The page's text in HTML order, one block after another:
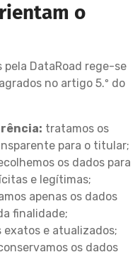
o
DataRoad rege-se
no artigo 5.º do
tratamos os
para o titular;
os dados para
e legítimas;
apenas os dados
finalidade;
exatos e atualizados;
os dados